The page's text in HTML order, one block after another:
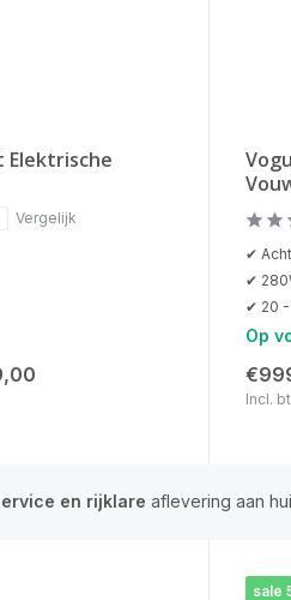
Elektrische
Vergelijk
✔
✔
✔ 20 -
Op
Incl.
en rijklare aflevering aan
sale